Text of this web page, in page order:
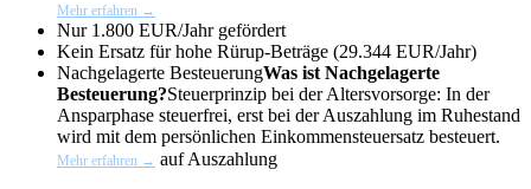
Mehr erfahren →
Nur 1.800 EUR/Jahr gefördert
Kein Ersatz für hohe Rürup-Beträge (29.344 EUR/Jahr)
Nachgelagerte BesteuerungWas ist Nachgelagerte
Besteuerung?Steuerprinzip bei der Altersvorsorge: In der
Ansparphase steuerfrei, erst bei der Auszahlung im Ruhestand
wird mit dem persönlichen Einkommensteuersatz besteuert.
Mehr erfahren → auf Auszahlung